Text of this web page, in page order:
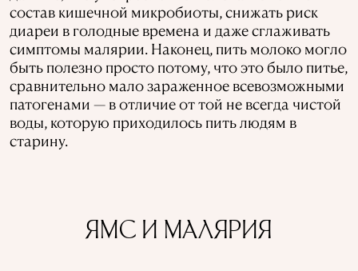
состав кишечной микробиоты, снижать риск
диареи в голодные времена и даже сглаживать
симптомы малярии. Наконец, пить молоко могло
быть полезно просто потому, что это было питье,
сравнительно мало зараженное всевозможными
патогенами — в отличие от той не всегда чистой
воды, которую приходилось пить людям в
старину.
ЯМС И МАЛЯРИЯ